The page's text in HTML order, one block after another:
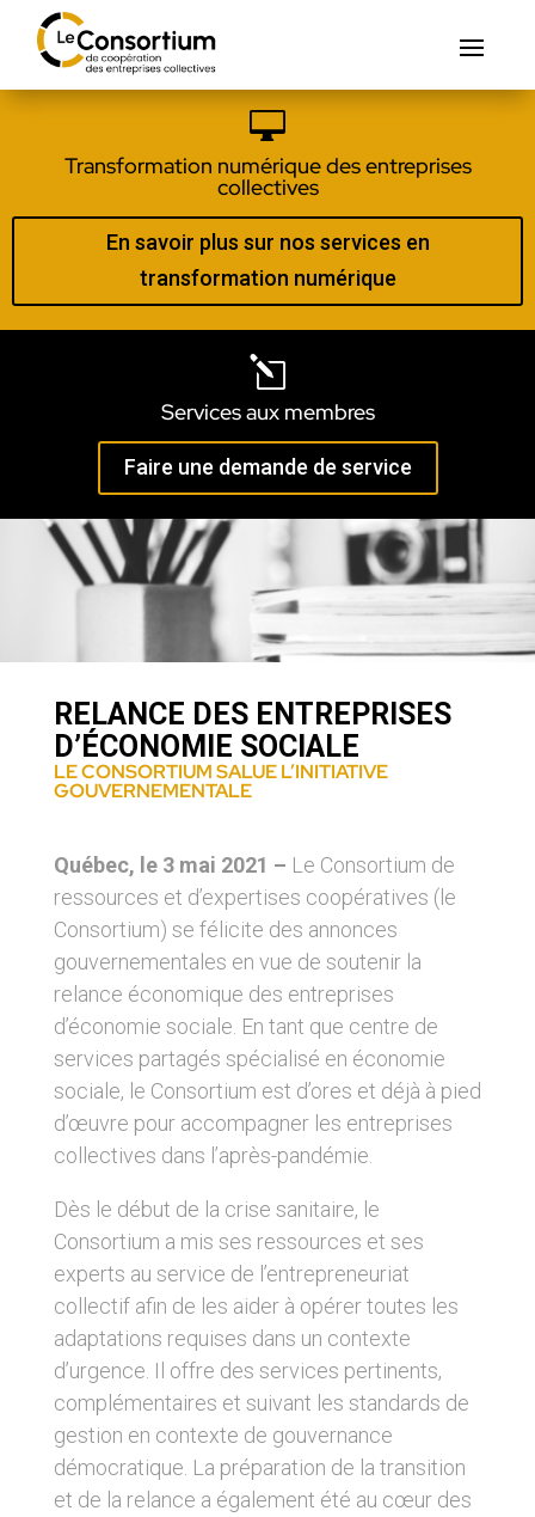

Transformation numérique des entreprises
collectives
En savoir plus sur nos services en
transformation numérique
l
Services aux membres
Faire une demande de service
RELANCE DES ENTREPRISES
D’ÉCONOMIE SOCIALE
LE CONSORTIUM SALUE L’INITIATIVE
GOUVERNEMENTALE
Québec, le 3 mai 2021 – Le Consortium de
ressources et d’expertises coopératives (le
Consortium) se félicite des annonces
gouvernementales en vue de soutenir la
relance économique des entreprises
d’économie sociale. En tant que centre de
services partagés spécialisé en économie
sociale, le Consortium est d’ores et déjà à pied
d’œuvre pour accompagner les entreprises
collectives dans l’après-pandémie.
Dès le début de la crise sanitaire, le
Consortium a mis ses ressources et ses
experts au service de l’entrepreneuriat
collectif afin de les aider à opérer toutes les
adaptations requises dans un contexte
d’urgence. Il offre des services pertinents,
complémentaires et suivant les standards de
gestion en contexte de gouvernance
démocratique. La préparation de la transition
et de la relance a également été au cœur des